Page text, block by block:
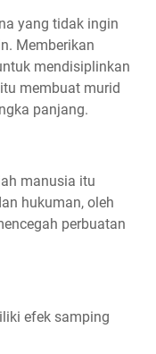
yang tidak ingin
Memberikan
mendisiplinkan
membuat murid
panjang.
manusia itu
hukuman, oleh
perbuatan
efek samping